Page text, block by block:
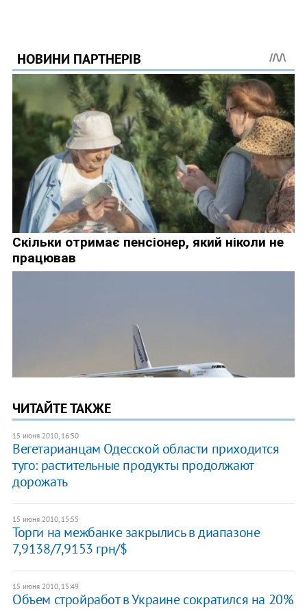
ЧИТАЙТЕ ТАКЖЕ
15 июня 2010, 16:50
Вегетарианцам Одесской области приходится
туго: растительные продукты продолжают
дорожать
15 июня 2010, 15:55
Торги на межбанке закрылись в диапазоне
7,9138/7,9153 грн/$
15 июня 2010, 15:49
Объем стройработ в Украине сократился на 20%